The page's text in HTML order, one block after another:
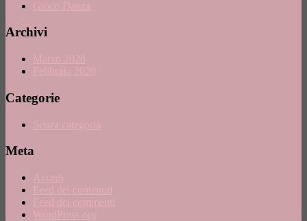
Gioco Danza
Archivi
Marzo 2020
Febbraio 2020
Categorie
Senza categoria
Meta
Accedi
Feed dei contenuti
Feed dei commenti
WordPress.org